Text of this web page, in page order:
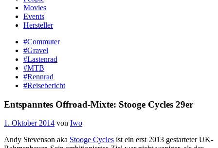
Movies
Events
Hersteller
#Commuter
#Gravel
#Lastenrad
#MTB
#Rennrad
#Reisebericht
Entspanntes Offroad-Mixte: Stooge Cycles 29er
1. Oktober 2014 von Iwo
Andy Stevenson aka Stooge Cycles ist ein erst 2013 gestarteter UK-